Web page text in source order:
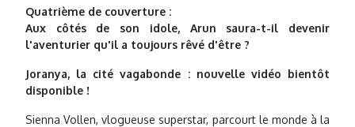
Quatrième de couverture :
Aux côtés de son idole, Arun saura-t-il devenir
l'aventurier qu'il a toujours rêvé d'être ?
Joranya, la cité vagabonde : nouvelle vidéo bientôt
disponible !
Sienna Vollen, vlogueuse superstar, parcourt le monde à la